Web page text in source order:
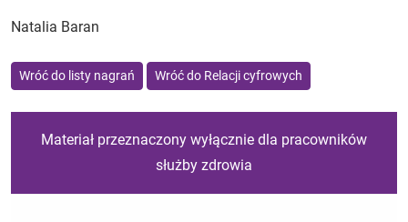
Natalia Baran
Wróć do listy nagrań Wróć do Relacji cyfrowych
Materiał przeznaczony wyłącznie dla pracowników
służby zdrowia